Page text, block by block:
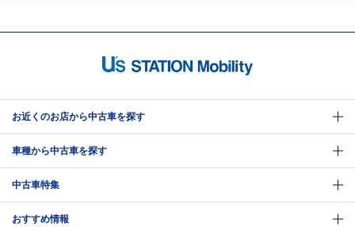
お近くのお店から中古車を探す
車種から中古車を探す
中古車特集
おすすめ情報